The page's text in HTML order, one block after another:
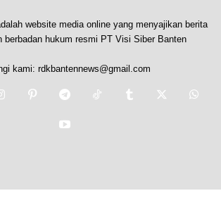
website media online yang menyajikan berita
berbadan hukum resmi PT Visi Siber Banten
kami: rdkbantennews@gmail.com